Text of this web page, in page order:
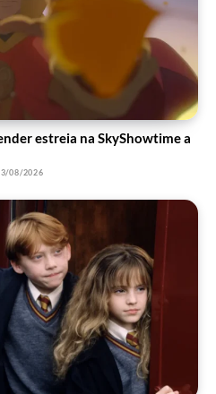
estreia na SkyShowtime a
08/2026